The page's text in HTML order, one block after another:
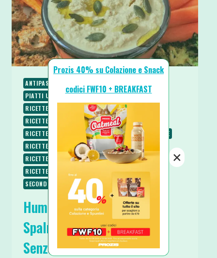
ANTIPASTI E STUZZICHINI
PIATTI UNICI
PIATTI VELOCI
RICETTE
RICETTE LOW CARB
RICETTE PROTEICHE
RICETTE SALATE
RICETTE SENZA BURRO
RICETTE SENZA COTTURA
RICETTE SENZA GLUTINE
RICETTE SENZA LATTOSIO
RICETTE SENZA UOVA
RICETTE SENZA ZUCCHERO
RICETTE VEGANE
RICETTE VEGETARIANE
SALSE E CONDIMENTI
SECONDI
SPUNTINI E SNACKS
Hummus o Formaggio
Spalmabile di Tofu Vegan e
Senza Glutine
Prozis 40% su Colazione e Snack
codici FWF10 + BREAKFAST
×